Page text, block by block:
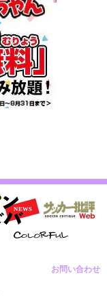
お問い合わせ